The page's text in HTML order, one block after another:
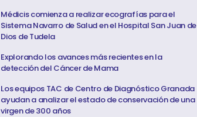
Médicis comienza a realizar ecografías para el
Sistema Navarro de Salud en el Hospital San Juan de
Dios de Tudela
Explorando los avances más recientes en la
detección del Cáncer de Mama
Los equipos TAC de Centro de Diagnóstico Granada
ayudan a analizar el estado de conservación de una
virgen de 300 años